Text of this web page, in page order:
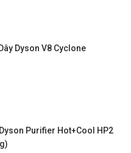
Dyson V8 Cyclone
Purifier Hot+Cool HP2